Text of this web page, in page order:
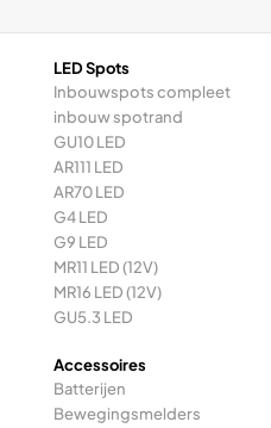
LED Spots
Inbouwspots compleet
inbouw spotrand
GU10 LED
AR111 LED
AR70 LED
G4 LED
G9 LED
MR11 LED (12V)
MR16 LED (12V)
GU5.3 LED
Accessoires
Batterijen
Bewegingsmelders